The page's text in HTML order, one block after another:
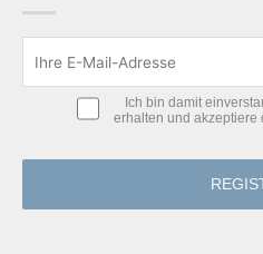
Ich bin damit
erhalten und akzeptiere